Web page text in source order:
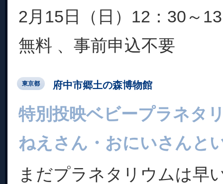
2月15日（日）12：30～
無料 、事前申込不要
東京都 府中市郷土の森博物館
特別投映ベビープラネタ
ねえさん・おにいさんと
まだプラネタリウムは早